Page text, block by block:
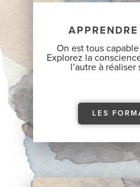
On est tous
Explorez la
l’autre à
LES